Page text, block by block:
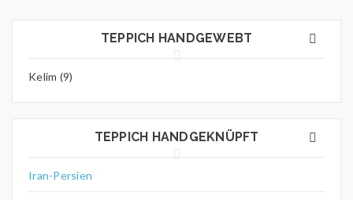
TEPPICH HANDGEWEBT
Kelim (9)
TEPPICH HANDGEKNÜPFT
Iran-Persien